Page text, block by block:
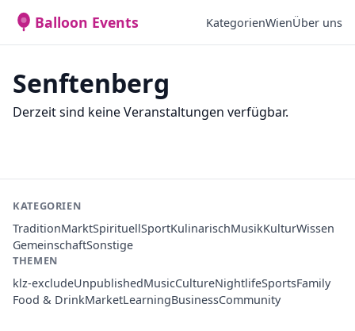
Balloon Events KategorienWienÜber uns
Senftenberg
Derzeit sind keine Veranstaltungen verfügbar.
KATEGORIEN
TraditionMarktSpirituellSportKulinarischMusikKulturWissen
GemeinschaftSonstige
THEMEN
klz-excludeUnpublishedMusicCultureNightlifeSportsFamily
Food & DrinkMarketLearningBusinessCommunity